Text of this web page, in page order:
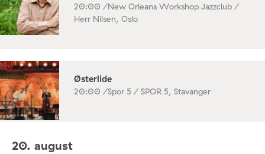
20:00 /New Orleans Workshop Jazzclub /
Herr Nilsen, Oslo
Østerlide
20:00 /Spor 5 / SPOR 5, Stavanger
20. august